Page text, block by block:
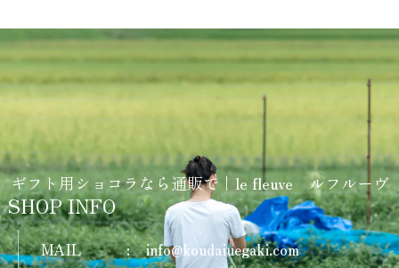
ギフト用ショコラなら通販で｜le fleuve ルフルーヴ
SHOP INFO
MAIL : info@koudaiuegaki.com